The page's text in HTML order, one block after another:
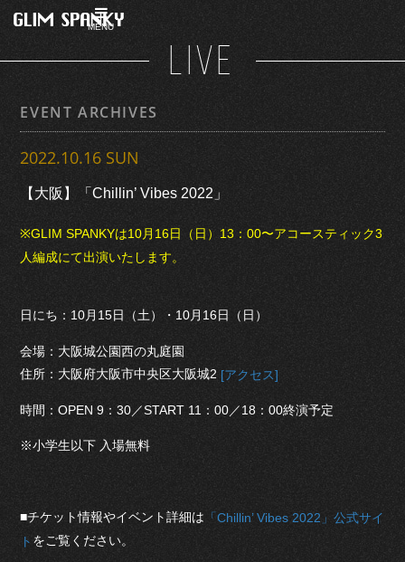
MENU
LIVE
EVENT ARCHIVES
2022.10.16 SUN
【大阪】「Chillin’ Vibes 2022」
※GLIM SPANKYは10月16日（日）13：00〜アコースティック3
人編成にて出演いたします。
日にち：10月15日（土）・10月16日（日）
会場：大阪城公園西の丸庭園
住所：大阪府大阪市中央区大阪城2 [アクセス]
時間：OPEN 9：30／START 11：00／18：00終演予定
※小学生以下 入場無料
■チケット情報やイベント詳細は 「Chillin’ Vibes 2022」公式サイ
ト をご覧ください。